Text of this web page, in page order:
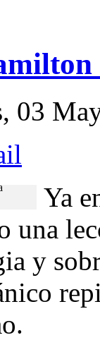
03
Ya
y